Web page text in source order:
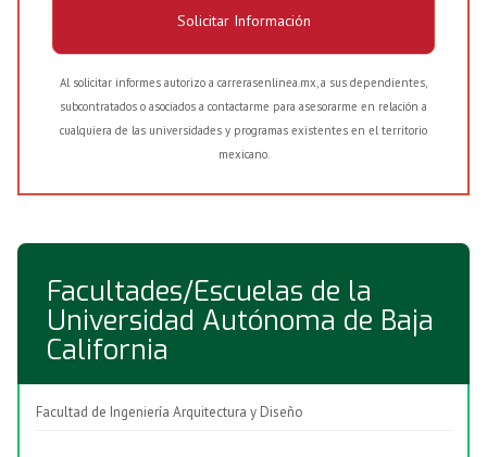
Solicitar Información
Al solicitar informes autorizo a carrerasenlinea.mx, a sus dependientes,
subcontratados o asociados a contactarme para asesorarme en relación a
cualquiera de las universidades y programas existentes en el territorio
mexicano.
Facultades/Escuelas de la
Universidad Autónoma de Baja
California
Facultad de Ingeniería Arquitectura y Diseño